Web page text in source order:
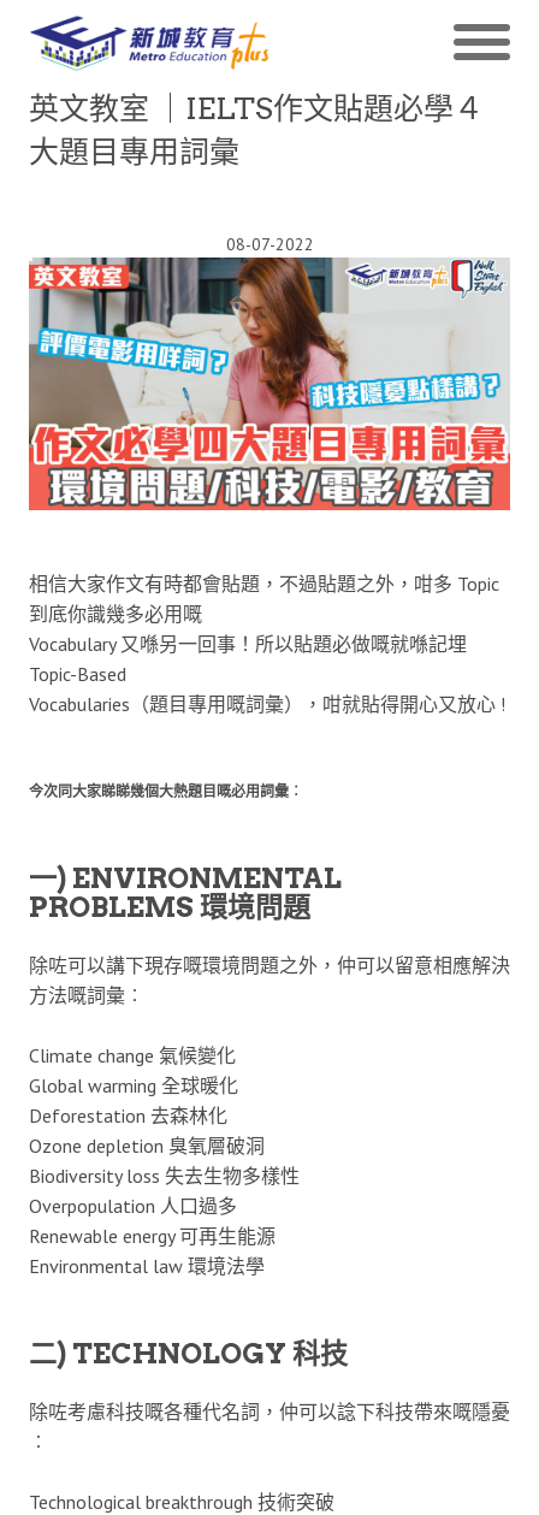
英文教室 ｜IELTS作文貼題必學４
大題目專用詞彙
08-07-2022
相信大家作文有時都會貼題，不過貼題之外，咁多 Topic
到底你識幾多必用嘅
Vocabulary 又喺另一回事！所以貼題必做嘅就喺記埋
Topic-Based
Vocabularies（題目專用嘅詞彙），咁就貼得開心又放心 !
今次同大家睇睇幾個大熱題目嘅必用詞彙︰
一) ENVIRONMENTAL
PROBLEMS 環境問題
除咗可以講下現存嘅環境問題之外，仲可以留意相應解決
方法嘅詞彙︰
Climate change 氣候變化
Global warming 全球暖化
Deforestation 去森林化
Ozone depletion 臭氧層破洞
Biodiversity loss 失去生物多樣性
Overpopulation 人口過多
Renewable energy 可再生能源
Environmental law 環境法學
二) TECHNOLOGY 科技
除咗考慮科技嘅各種代名詞，仲可以諗下科技帶來嘅隱憂
︰
Technological breakthrough 技術突破